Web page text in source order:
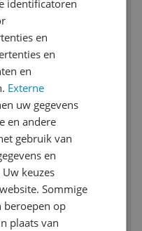
ID Holder
liter
Soft
-4%
identificatoren
en
en
en
Externe
uw gegevens
en andere
gebruik van
en
keuzes
Sommige
beroepen op
plaats van